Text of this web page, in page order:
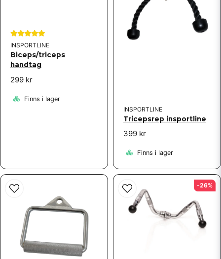
INSPORTLINE
Biceps/triceps
handtag
299 kr
Finns i lager
INSPORTLINE
Tricepsrep insportline
399 kr
Finns i lager
-26%